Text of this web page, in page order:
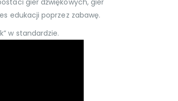
edukacji poprzez zabawę.
w standardzie.